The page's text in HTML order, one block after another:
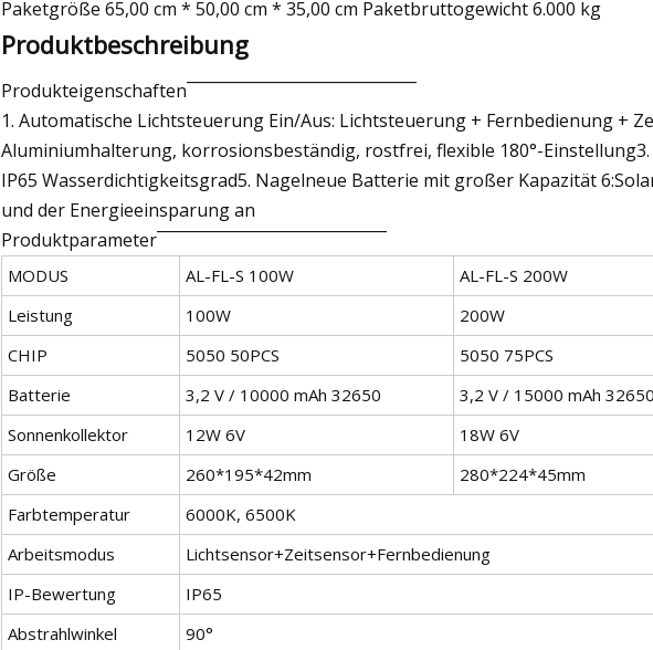
Paketgröße 65,00 cm * 50,00 cm * 35,00 cm Paketbruttogewicht 6.000 kg
Produktbeschreibung
Produkteigenschaften¯¯¯¯¯¯¯¯¯¯¯¯¯¯¯¯¯¯¯¯¯¯¯¯¯¯
1. Automatische Lichtsteuerung Ein/Aus: Lichtsteuerung + Fernbedienung +
Aluminiumhalterung, korrosionsbeständig, rostfrei, flexible 180°-Einstellung3.
IP65 Wasserdichtigkeitsgrad5. Nagelneue Batterie mit großer Kapazität
und der Energieeinsparung an
Produktparameter¯¯¯¯¯¯¯¯¯¯¯¯¯¯¯¯¯¯¯¯¯¯¯¯¯¯
MODUS AL-FL-S 100W AL-FL-S 200W
Leistung
100W 200W
CHIP
5050 50PCS 5050 75PCS
Batterie
3,2 V / 10000 mAh 32650 3,2 V / 15000 mAh 32650
Sonnenkollektor
12W 6V 18W 6V
Größe
260*195*42mm 280*224*45mm
Farbtemperatur
6000K, 6500K
Arbeitsmodus
Lichtsensor+Zeitsensor+Fernbedienung
IP-Bewertung
IP65
Abstrahlwinkel
90°